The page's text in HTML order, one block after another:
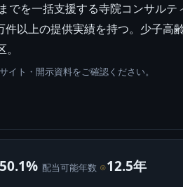
を一括支援する寺院コンサル
以上の提供実績を持つ。少子高
ト・開示資料をご確認ください。
50.1% 配当可能年数 ⊙12.5年